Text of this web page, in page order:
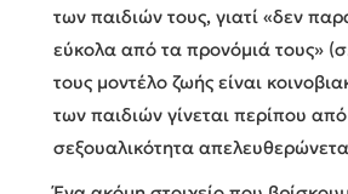
των παιδιών τους, γιατί «δεν
εύκολα από τα προνόμιά τους»
τους μοντέλο ζωής είναι
των παιδιών γίνεται περίπου
σεξουαλικότητα